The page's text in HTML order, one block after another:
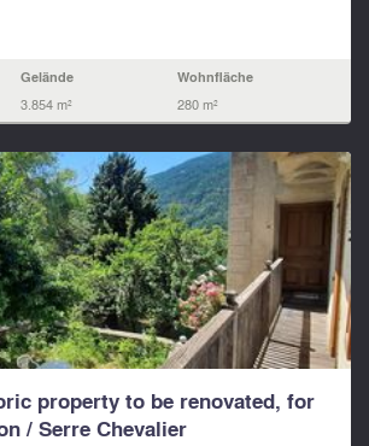
Gelände
3.854 m²
Wohnfläche
280 m²
property to be renovated, for
/ Serre Chevalier